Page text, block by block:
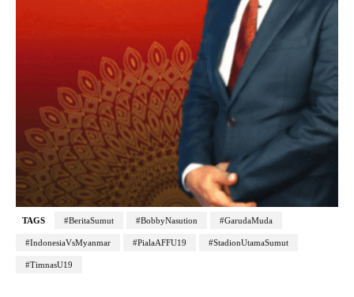
TAGS #BeritaSumut #BobbyNasution #GarudaMuda
#IndonesiaVsMyanmar #PialaAFFU19 #StadionUtamaSumut
#TimnasU19